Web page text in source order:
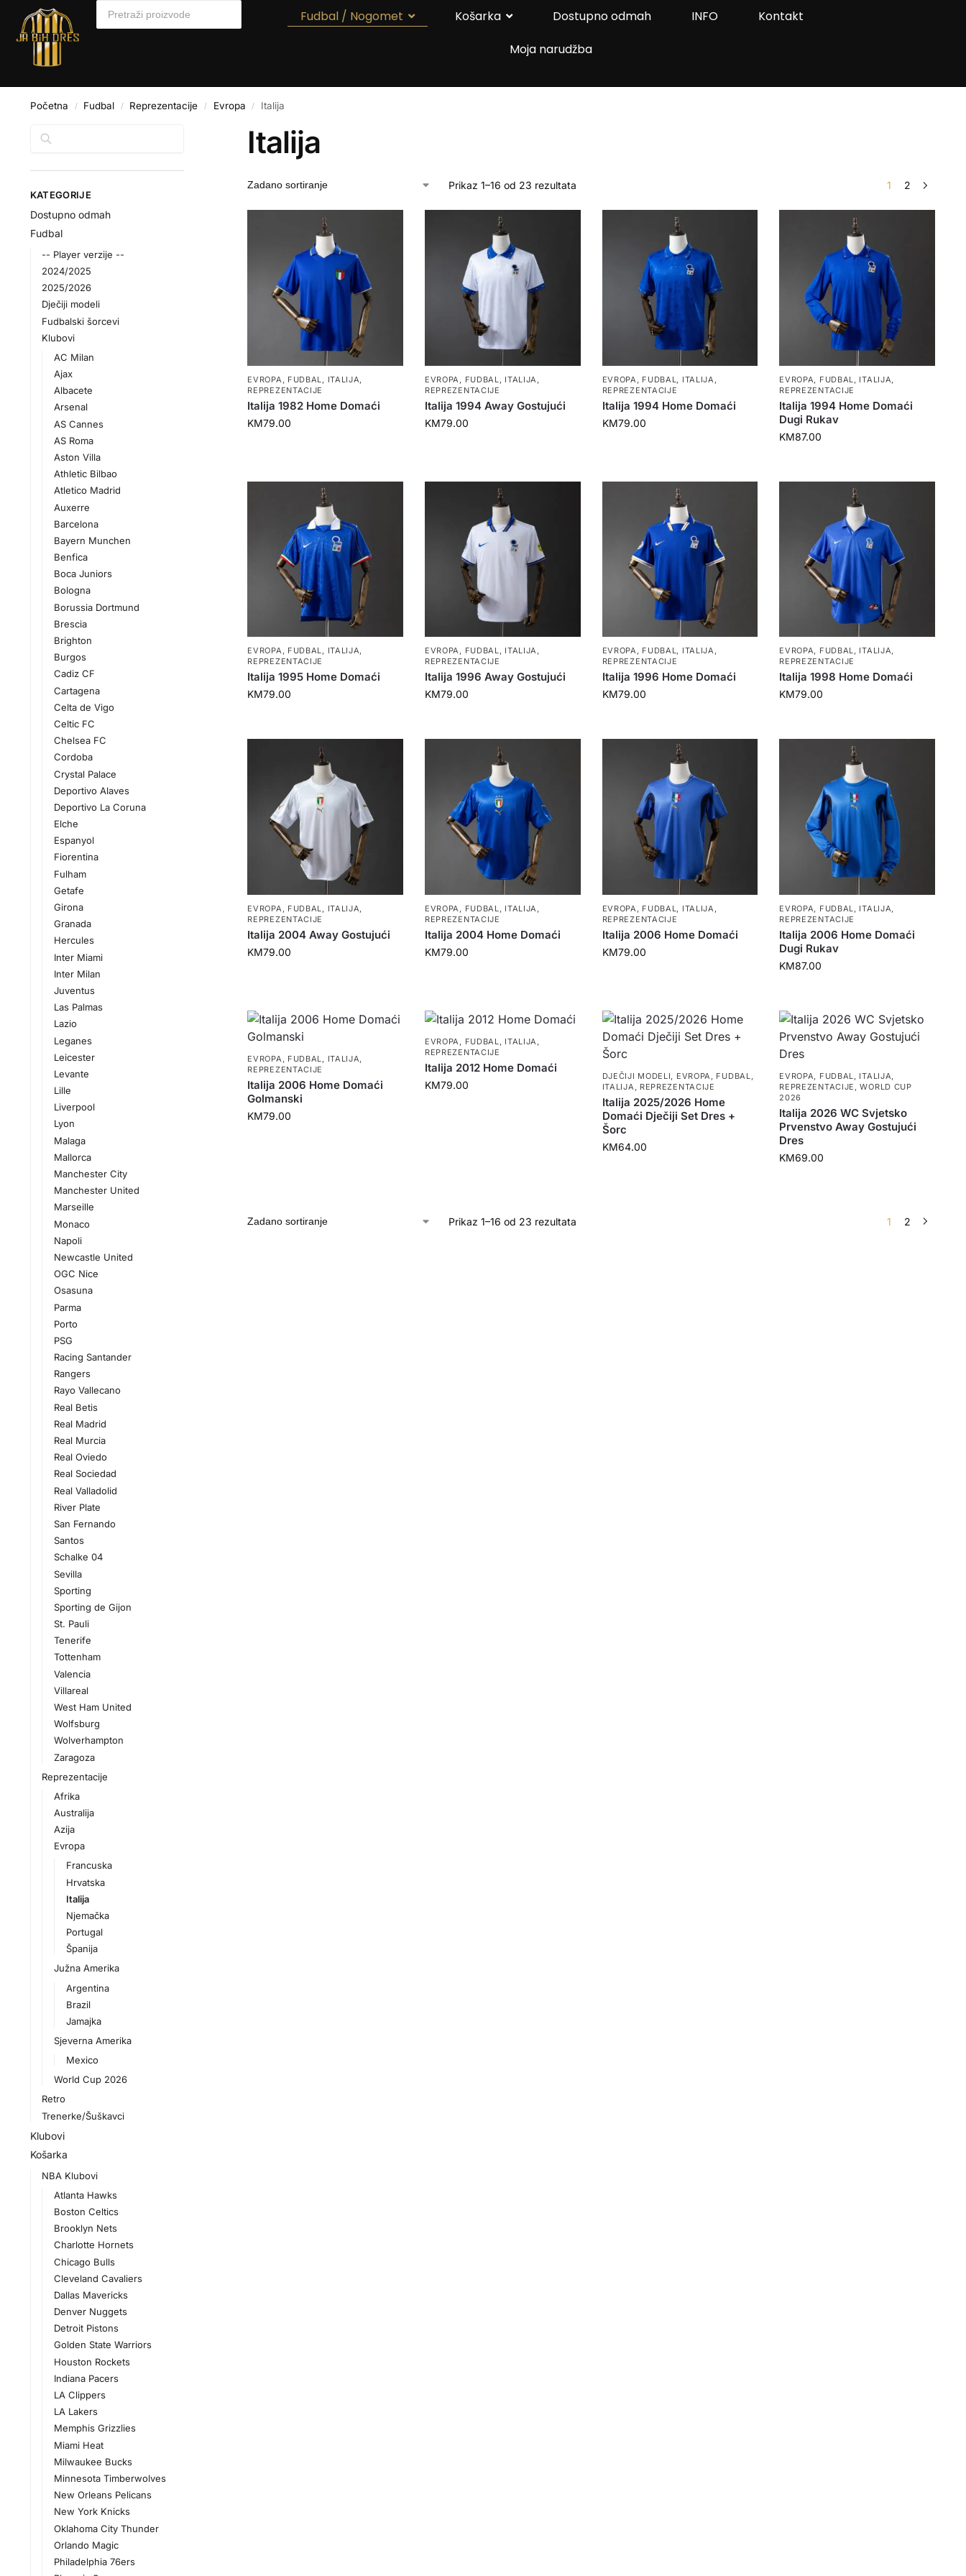
Fudbal / Nogomet Košarka Dostupno odmah INFO
Kontakt
Moja narudžba
Početna / Fudbal / Reprezentacije / Evropa / Italija
Italija
Prikaz 1–16 od 23 rezultata 1 2
EVROPA FUDBAL ITALIJA
REPREZENTACIJE
Italija 1982 Home Domaći
KM79.00
EVROPA FUDBAL ITALIJA
REPREZENTACIJE
Italija 1994 Away Gostujući
KM79.00
EVROPA FUDBAL ITALIJA
REPREZENTACIJE
Italija 1994 Home Domaći
KM79.00
EVROPA FUDBAL ITALIJA
REPREZENTACIJE
Italija 1994 Home Domaći
Dugi Rukav
KM87.00
EVROPA, FUDBAL, ITALIJA,
REPREZENTACIJE
Italija 1995 Home Domaći
KM79.00
EVROPA, FUDBAL, ITALIJA,
REPREZENTACIJE
Italija 1996 Away Gostujući
KM79.00
EVROPA, FUDBAL, ITALIJA,
REPREZENTACIJE
Italija 1996 Home Domaći
KM79.00
EVROPA, FUDBAL, ITALIJA,
REPREZENTACIJE
Italija 1998 Home Domaći
KM79.00
EVROPA, FUDBAL, ITALIJA,
REPREZENTACIJE
Italija 2004 Away Gostujući
KM79.00
EVROPA, FUDBAL, ITALIJA,
REPREZENTACIJE
Italija 2004 Home Domaći
KM79.00
EVROPA, FUDBAL, ITALIJA,
REPREZENTACIJE
Italija 2006 Home Domaći
KM79.00
EVROPA, FUDBAL, ITALIJA,
REPREZENTACIJE
Italija 2006 Home Domaći
Dugi Rukav
KM87.00
EVROPA, FUDBAL, ITALIJA,
REPREZENTACIJE
Italija 2006 Home Domaći
Golmanski
KM79.00
EVROPA, FUDBAL, ITALIJA,
REPREZENTACIJE
Italija 2012 Home Domaći
KM79.00
DJEČIJI MODELI, EVROPA, FUDBAL,
ITALIJA, REPREZENTACIJE
Italija 2025/2026 Home
Domaći Dječiji Set Dres +
Šorc
KM64.00
EVROPA, FUDBAL, ITALIJA,
REPREZENTACIJE ,WORLD CUP
2026
Italija 2026 WC Svjetsko
Prvenstvo Away Gostujući
Dres
KM69.00
Prikaz 1–16 od 23 rezultata 1 2
KATEGORIJE
Dostupno odmah
Fudbal
-- Player verzije --
2024/2025
2025/2026
Dječiji modeli
Fudbalski šorcevi
Klubovi
AC Milan
Ajax
Albacete
Arsenal
AS Cannes
AS Roma
Aston Villa
Athletic Bilbao
Atletico Madrid
Auxerre
Barcelona
Bayern Munchen
Benfica
Boca Juniors
Bologna
Borussia Dortmund
Brescia
Brighton
Burgos
Cadiz CF
Cartagena
Celta de Vigo
Celtic FC
Chelsea FC
Cordoba
Crystal Palace
Deportivo Alaves
Deportivo La Coruna
Elche
Espanyol
Fiorentina
Fulham
Getafe
Girona
Granada
Hercules
Inter Miami
Inter Milan
Juventus
Las Palmas
Lazio
Leganes
Leicester
Levante
Lille
Liverpool
Lyon
Malaga
Mallorca
Manchester City
Manchester United
Marseille
Monaco
Napoli
Newcastle United
OGC Nice
Osasuna
Parma
Porto
PSG
Racing Santander
Rangers
Rayo Vallecano
Real Betis
Real Madrid
Real Murcia
Real Oviedo
Real Sociedad
Real Valladolid
River Plate
San Fernando
Santos
Schalke 04
Sevilla
Sporting
Sporting de Gijon
St. Pauli
Tenerife
Tottenham
Valencia
Villareal
West Ham United
Wolfsburg
Wolverhampton
Zaragoza
Reprezentacije
Afrika
Australija
Azija
Evropa
Francuska
Hrvatska
Italija
Njemačka
Portugal
Španija
Južna Amerika
Argentina
Brazil
Jamajka
Sjeverna Amerika
Mexico
World Cup 2026
Retro
Trenerke/Šuškavci
Klubovi
Košarka
NBA Klubovi
Atlanta Hawks
Boston Celtics
Brooklyn Nets
Charlotte Hornets
Chicago Bulls
Cleveland Cavaliers
Dallas Mavericks
Denver Nuggets
Detroit Pistons
Golden State Warriors
Houston Rockets
Indiana Pacers
LA Clippers
LA Lakers
Memphis Grizzlies
Miami Heat
Milwaukee Bucks
Minnesota Timberwolves
New Orleans Pelicans
New York Knicks
Oklahoma City Thunder
Orlando Magic
Philadelphia 76ers